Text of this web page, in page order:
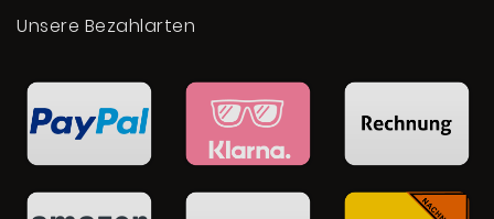
Unsere Bezahlarten